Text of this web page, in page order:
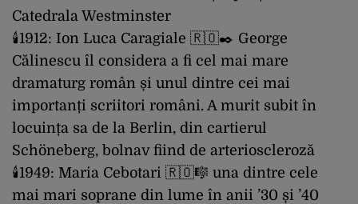
Catedrala Westminster
🕯️1912: Ion Luca Caragiale 🇷🇴✒️ George
Călinescu îl considera a fi cel mai mare
dramaturg român și unul dintre cei mai
importanți scriitori români. A murit subit în
locuința sa de la Berlin, din cartierul
Schöneberg, bolnav fiind de arterioscleroză
🕯️1949: Maria Cebotari 🇷🇴🎼 una dintre cele
mai mari soprane din lume în anii ’30 și ’40